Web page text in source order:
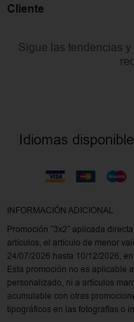
Cliente
Sigue las tendencias
Idiomas
INFORMACIÓN ADICIONAL
Promoción “3x2” aplicada
artículos, el artículo de menor
24/07/2026 hasta 10/12/2026,
Esta promoción no es aplicable
personalizado, ni a artículos
acumulable con otras
tipográficos en las fotografías o